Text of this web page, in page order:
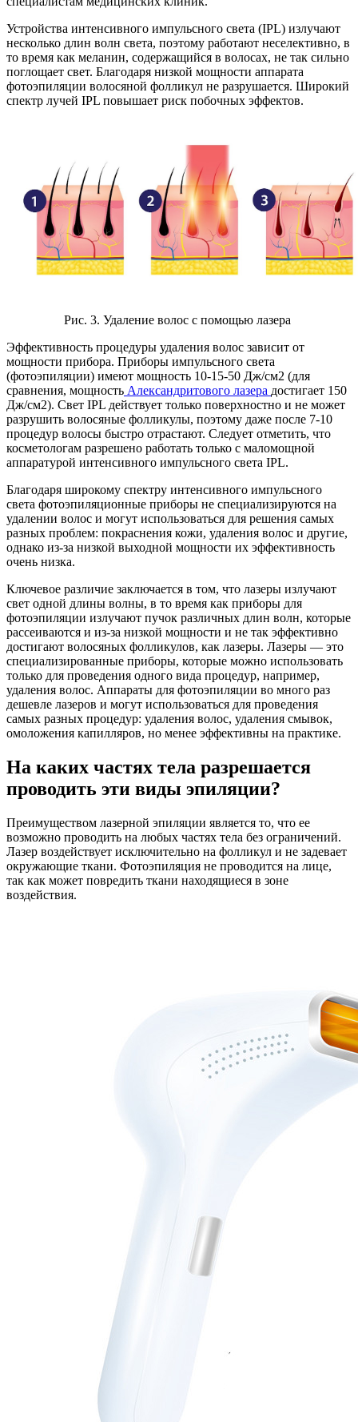
Устройства интенсивного импульсного света (IPL) излучают
несколько длин волн света, поэтому работают неселективно, в
то время как меланин, содержащийся в волосах, не так сильно
поглощает свет. Благодаря низкой мощности аппарата
фотоэпиляции волосяной фолликул не разрушается. Широкий
спектр лучей IPL повышает риск побочных эффектов.
Рис. 3. Удаление волос с помощью лазера
Эффективность процедуры удаления волос зависит от
мощности прибора. Приборы импульсного света
(фотоэпиляции) имеют мощность 10-15-50 Дж/см2 (для
сравнения, мощность Александритового лазера достигает 150
Дж/см2). Свет IPL действует только поверхностно и не может
разрушить волосяные фолликулы, поэтому даже после 7-10
процедур волосы быстро отрастают. Следует отметить, что
косметологам разрешено работать только с маломощной
аппаратурой интенсивного импульсного света IPL.
Благодаря широкому спектру интенсивного импульсного
света фотоэпиляционные приборы не специализируются на
удалении волос и могут использоваться для решения самых
разных проблем: покраснения кожи, удаления волос и другие,
однако из-за низкой выходной мощности их эффективность
очень низка.
Ключевое различие заключается в том, что лазеры излучают
свет одной длины волны, в то время как приборы для
фотоэпиляции излучают пучок различных длин волн, которые
рассеиваются и из-за низкой мощности и не так эффективно
достигают волосяных фолликулов, как лазеры. Лазеры — это
специализированные приборы, которые можно использовать
только для проведения одного вида процедур, например,
удаления волос. Аппараты для фотоэпиляции во много раз
дешевле лазеров и могут использоваться для проведения
самых разных процедур: удаления волос, удаления смывок,
омоложения капилляров, но менее эффективны на практике.
На каких частях тела разрешается
проводить эти виды эпиляции?
Преимуществом лазерной эпиляции является то, что ее
возможно проводить на любых частях тела без ограничений.
Лазер воздействует исключительно на фолликул и не задевает
окружающие ткани. Фотоэпиляция не проводится на лице,
так как может повредить ткани находящиеся в зоне
воздействия.